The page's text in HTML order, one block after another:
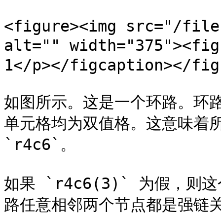
<figure><img src="/files/
alt=""
1</p></figcaption></
如图所示。这是一个环路。
单元格均为双值格。这意味着
`r4c6`。
如果 `r4c6(3)` 为假，则这
路任意相邻两个节点都是强